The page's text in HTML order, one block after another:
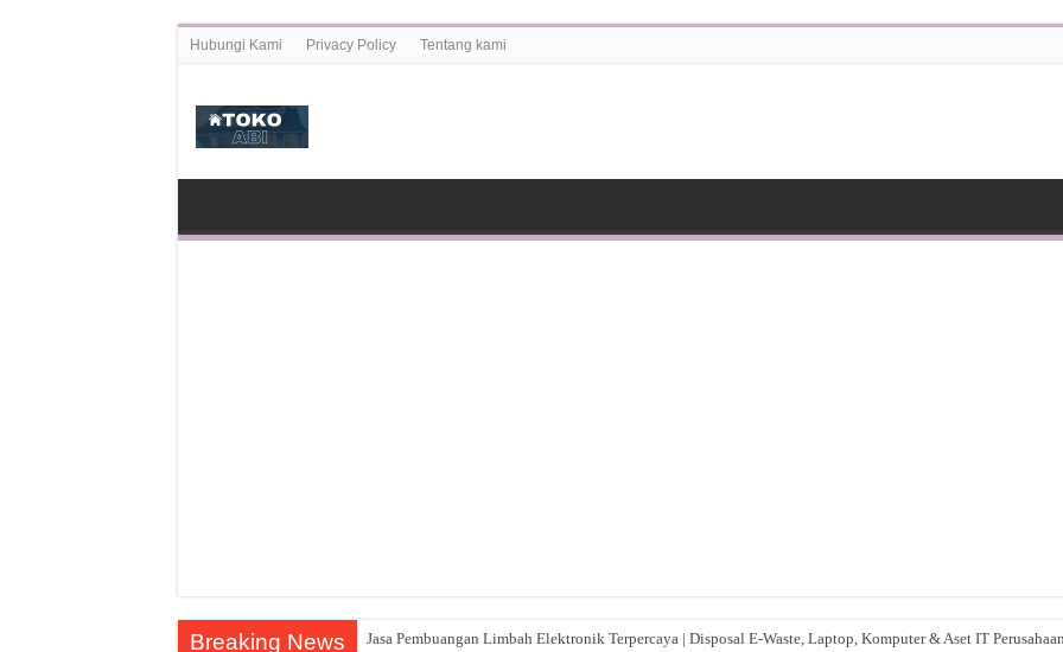
Hubungi Kami Privacy Policy Tentang kami
Breaking News Jasa Pembuangan Limbah Elektronik Terpercaya | Disposal E-Waste, Laptop, Komputer & Aset IT